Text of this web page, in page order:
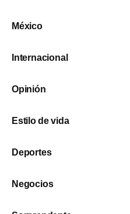
México
Internacional
Opinión
Estilo de vida
Deportes
Negocios